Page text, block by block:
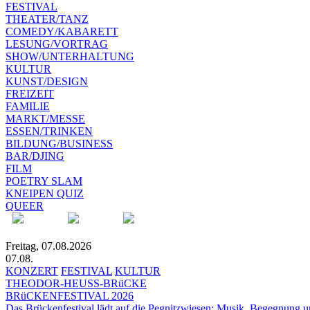
FESTIVAL
THEATER/TANZ
COMEDY/KABARETT
LESUNG/VORTRAG
SHOW/UNTERHALTUNG
KULTUR
KUNST/DESIGN
FREIZEIT
FAMILIE
MARKT/MESSE
ESSEN/TRINKEN
BILDUNG/BUSINESS
BAR/DJING
FILM
POETRY SLAM
KNEIPEN QUIZ
QUEER
Freitag, 07.08.2026
07.08.
KONZERT FESTIVAL KULTUR
THEODOR-HEUSS-BRüCKE
BRüCKENFESTIVAL 2026